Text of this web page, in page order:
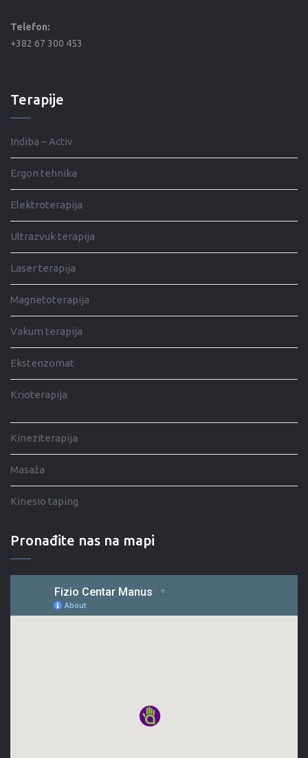
Telefon:
+382 67 300 453
Terapije
Indiba – Activ
Ergon tehnika
Elektroterapija
Ultrazvuk terapija
Laser terapija
Magnetoterapija
Vakum terapija
Ekstenzomat
Krioterapija
Kineziterapija
Masaža
Kinesio taping
Pronađite nas na mapi